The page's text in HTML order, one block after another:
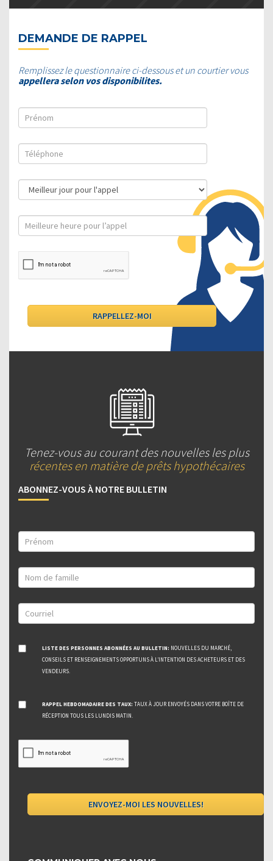
DEMANDE DE RAPPEL
Remplissez le questionnaire ci-dessous et un courtier vous
appellera selon vos disponibilites.
Tenez-vous au courant des nouvelles les plus
récentes en matière de prêts hypothécaires
ABONNEZ-VOUS À NOTRE BULLETIN
LISTE DES PERSONNES ABONNÉES AU BULLETIN: NOUVELLES DU MARCHÉ,
CONSEILS ET RENSEIGNEMENTS OPPORTUNS À L’INTENTION DES ACHETEURS ET DES
VENDEURS.
RAPPEL HEBDOMADAIRE DES TAUX: TAUX À JOUR ENVOYÉS DANS VOTRE BOÎTE DE
RÉCEPTION TOUS LES LUNDIS MATIN.